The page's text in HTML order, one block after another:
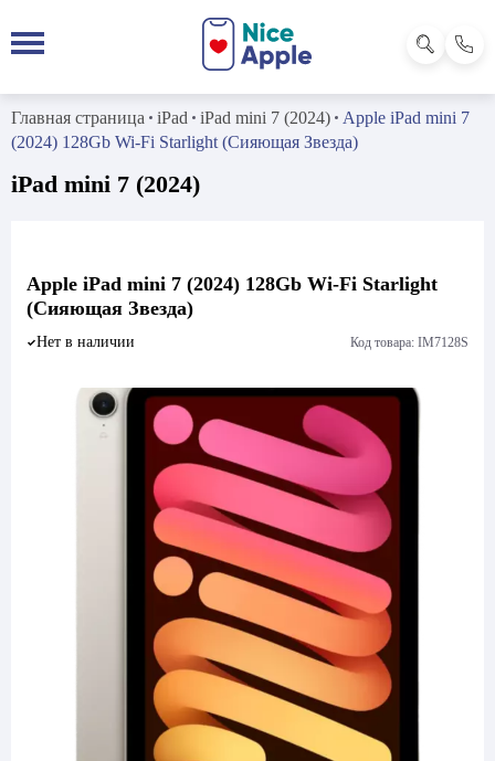
Главная страница iPad iPad mini 7 (2024)
Apple iPad mini 7
(2024) 128Gb Wi-Fi Starlight (Сияющая Звезда)
iPad mini 7 (2024)
Apple iPad mini 7 (2024) 128Gb Wi-Fi Starlight
(Сияющая Звезда)
Нет в наличии Код товара: IM7128S